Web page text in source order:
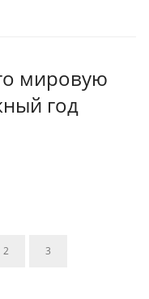
мировую
год
2 3